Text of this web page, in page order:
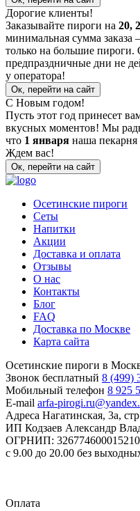
Дорогие клиенты!
Заказывайте пироги на 20,
минимальная сумма заказа
только на большие
предпраздничные дни не
у оператора!
Ок, перейти на сайт
С Новым годом!
Пусть этот год принесет
вкусных моментов! Мы
что 1 января наша пекарня
Ждем вас!
Ок, перейти на сайт
Осетинские пироги
Сеты
Напитки
Акции
Доставка и оплата
Отзывы
О нас
Контакты
Блог
FAQ
Доставка по Москве
Карта сайта
Осетинские пироги в
Звонок бесплатный 8 (499)
Мобильный телефон 8 925
E-mail arfa-
Адреса Нагатинская, 3а,
ИП Кодзаев Александр
ОГРНИП: 326774600015210
с 9.00 до 20.00 без
Оплата